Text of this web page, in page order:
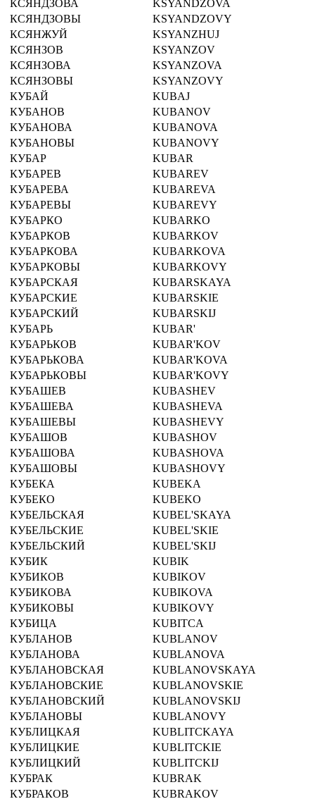
КСЯНДЗОВА
KSYANDZOVA
КСЯНДЗОВЫ
KSYANDZOVY
КСЯНЖУЙ
KSYANZHUJ
КСЯНЗОВ
KSYANZOV
КСЯНЗОВА
KSYANZOVA
КСЯНЗОВЫ
KSYANZOVY
КУБАЙ
KUBAJ
КУБАНОВ
KUBANOV
КУБАНОВА
KUBANOVA
КУБАНОВЫ
KUBANOVY
КУБАР
KUBAR
КУБАРЕВ
KUBAREV
КУБАРЕВА
KUBAREVA
КУБАРЕВЫ
KUBAREVY
КУБАРКО
KUBARKO
КУБАРКОВ
KUBARKOV
КУБАРКОВА
KUBARKOVA
КУБАРКОВЫ
KUBARKOVY
КУБАРСКАЯ
KUBARSKAYA
КУБАРСКИЕ
KUBARSKIE
КУБАРСКИЙ
KUBARSKIJ
КУБАРЬ
KUBAR'
КУБАРЬКОВ
KUBAR'KOV
КУБАРЬКОВА
KUBAR'KOVA
КУБАРЬКОВЫ
KUBAR'KOVY
КУБАШЕВ
KUBASHEV
КУБАШЕВА
KUBASHEVA
КУБАШЕВЫ
KUBASHEVY
КУБАШОВ
KUBASHOV
КУБАШОВА
KUBASHOVA
КУБАШОВЫ
KUBASHOVY
КУБЕКА
KUBEKA
КУБЕКО
KUBEKO
КУБЕЛЬСКАЯ
KUBEL'SKAYA
КУБЕЛЬСКИЕ
KUBEL'SKIE
КУБЕЛЬСКИЙ
KUBEL'SKIJ
КУБИК
KUBIK
КУБИКОВ
KUBIKOV
КУБИКОВА
KUBIKOVA
КУБИКОВЫ
KUBIKOVY
КУБИЦА
KUBITCA
КУБЛАНОВ
KUBLANOV
КУБЛАНОВА
KUBLANOVA
КУБЛАНОВСКАЯ
KUBLANOVSKAYA
КУБЛАНОВСКИЕ
KUBLANOVSKIE
КУБЛАНОВСКИЙ
KUBLANOVSKIJ
КУБЛАНОВЫ
KUBLANOVY
КУБЛИЦКАЯ
KUBLITCKAYA
КУБЛИЦКИЕ
KUBLITCKIE
КУБЛИЦКИЙ
KUBLITCKIJ
КУБРАК
KUBRAK
КУБРАКОВ
KUBRAKOV